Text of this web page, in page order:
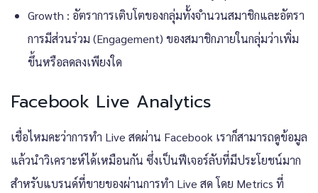
Growth : อัตราการเติบโตของกลุ่มทั้งจำนวนสมาชิกและอัตรา
การมีส่วนร่วม (Engagement) ของสมาชิกภายในกลุ่มว่าเพิ่ม
ขึ้นหรือลดลงเพียงใด
Facebook Live Analytics
เชื่อไหมคะว่าการทำ Live สดผ่าน Facebook เราก็สามารถดูข้อมูล
แล้วนำวิเคราะห์ได้เหมือนกัน ซึ่งเป็นฟีเจอร์ลับที่มีประโยชน์มาก
สำหรับแบรนด์ที่ขายของผ่านการทำ Live สด โดย Metrics ที่